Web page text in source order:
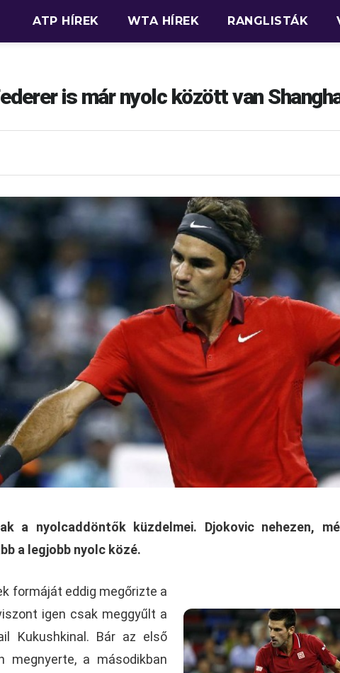
ATP HÍREK WTA HÍREK RANGLISTÁK
is már nyolc között van
a nyolcaddöntők küzdelmei. Djokovic nehezen,
a legjobb nyolc közé.
formáját eddig megőrizte a
igen csak meggyűlt a
Kukushkinal. Bár az első
megnyerte, a másodikban